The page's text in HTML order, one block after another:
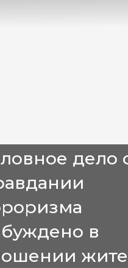
дело
в
жителя